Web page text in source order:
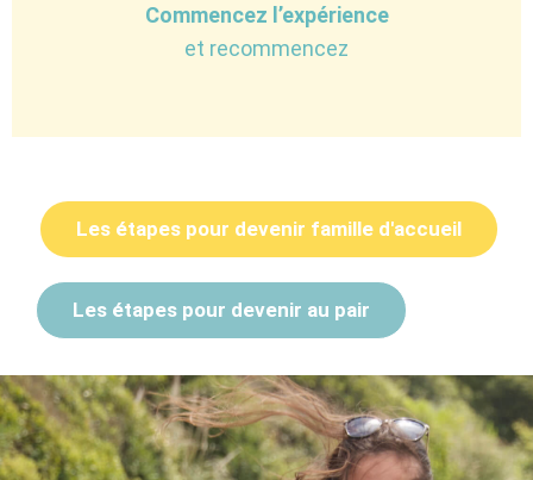
Commencez l’expérience
et recommencez
Les étapes pour devenir famille d'accueil
Les étapes pour devenir au pair